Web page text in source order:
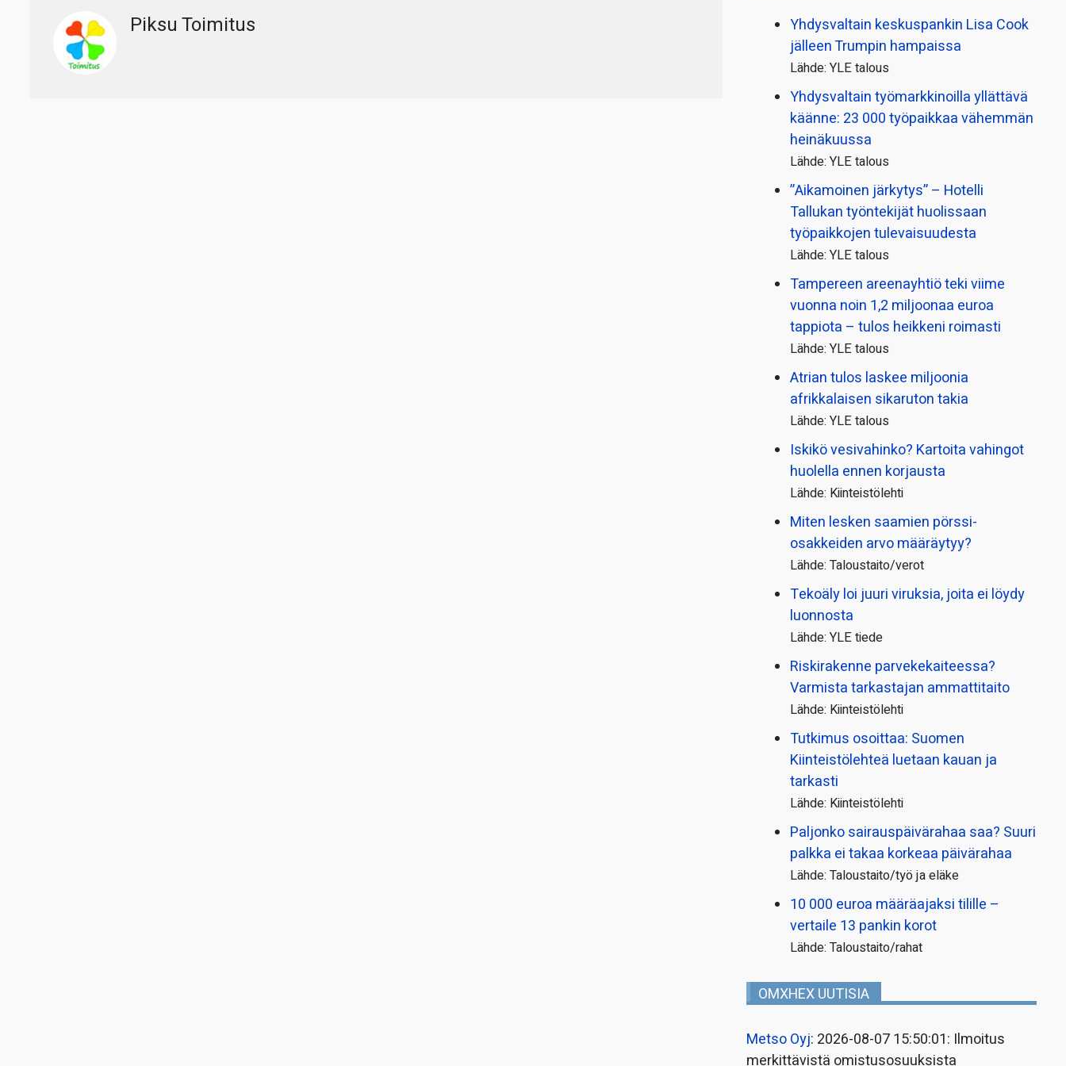
Piksu Toimitus
Yhdysvaltain keskuspankin Lisa Cook
jälleen Trumpin hampaissa
Lähde: YLE talous
Yhdysvaltain työmarkkinoilla yllättävä
käänne: 23 000 työpaikkaa vähemmän
heinäkuussa
Lähde: YLE talous
”Aikamoinen järkytys” – Hotelli
Tallukan työntekijät huolissaan
työpaikkojen tulevaisuudesta
Lähde: YLE talous
Tampereen areenayhtiö teki viime
vuonna noin 1,2 miljoonaa euroa
tappiota – tulos heikkeni roimasti
Lähde: YLE talous
Atrian tulos laskee miljoonia
afrikkalaisen sikaruton takia
Lähde: YLE talous
Iskikö vesivahinko? Kartoita vahingot
huolella ennen korjausta
Lähde: Kiinteistölehti
Miten lesken saamien pörssi­
osakkeiden arvo määräytyy?
Lähde: Taloustaito/verot
Tekoäly loi juuri viruksia, joita ei löydy
luonnosta
Lähde: YLE tiede
Riskirakenne parvekekaiteessa?
Varmista tarkastajan ammattitaito
Lähde: Kiinteistölehti
Tutkimus osoittaa: Suomen
Kiinteistölehteä luetaan kauan ja
tarkasti
Lähde: Kiinteistölehti
Paljonko sairauspäivä­rahaa saa? Suuri
palkka ei takaa korkeaa päivärahaa
Lähde: Taloustaito/työ ja eläke
10 000 euroa määräajaksi tilille –
vertaile 13 pankin korot
Lähde: Taloustaito/rahat
OMXHEX UUTISIA
Metso Oyj: 2026-08-07 15:50:01: Ilmoitus
merkittävistä omistusosuuksista